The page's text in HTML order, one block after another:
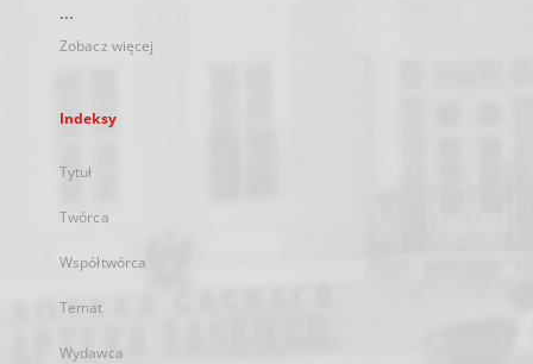
...
Zobacz więcej
Indeksy
Tytuł
Twórca
Współtwórca
Temat
Wydawca